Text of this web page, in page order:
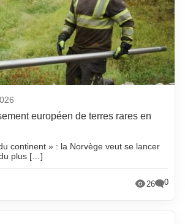
européen de terres rares en
continent » : la Norvège veut se lancer
plus […]
26 0